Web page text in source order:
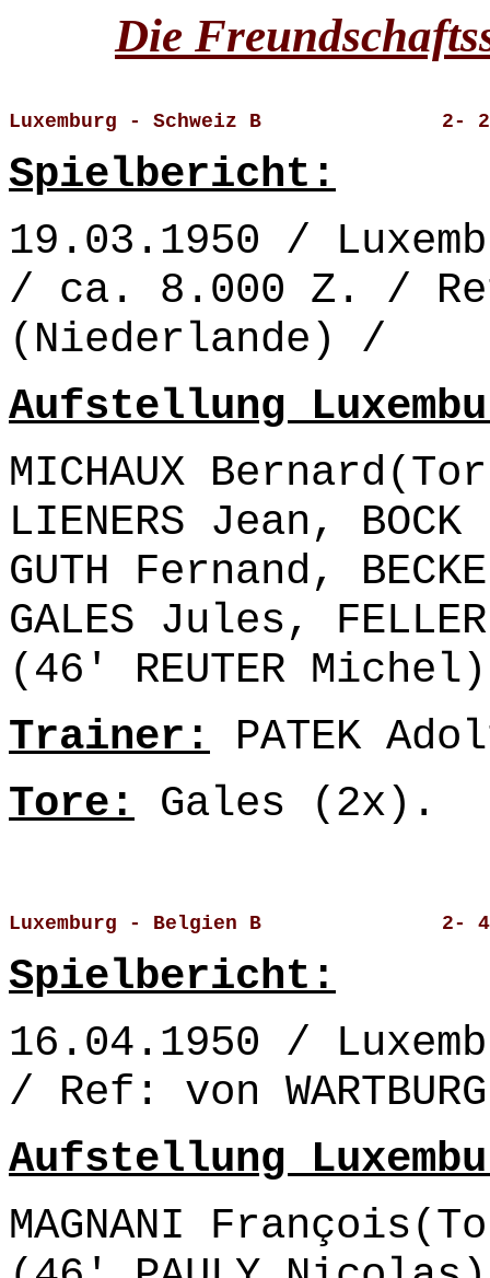
Die
Luxemburg - Schweiz B               2-
Spielbericht:
19.03.1950 /
/ ca. 8.000 Z. / Ref:
(Niederlande) /
Aufstellung
MICHAUX
LIENERS Jean,
GUTH Fernand,
GALES Jules,
(46' REUTER
Trainer: PATEK
Tore: Gales (2x).
Luxemburg - Belgien B               2-
Spielbericht:
16.04.1950 /
/ Ref: von
Aufstellung
MAGNANI